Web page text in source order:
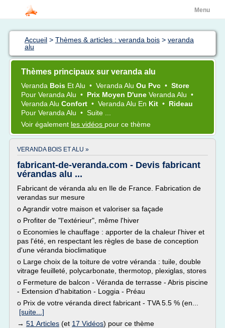
Menu
Accueil > Thèmes & articles : veranda bois > veranda
alu
Thèmes principaux sur veranda alu
Veranda Bois EtAlu • Veranda Alu Ou Pvc • Store
Pour Veranda Alu • Prix Moyen D'une Veranda Alu •
Veranda Alu Confort • Veranda Alu En Kit • Rideau
Pour Veranda Alu • Suite ...
Voir également les vidéos pour ce thème
VERANDA BOIS ET ALU »
fabricant-de-veranda.com - Devis fabricant
vérandas alu ...
Fabricant de véranda alu en Ile de France. Fabrication de
verandas sur mesure
o Agrandir votre maison et valoriser sa façade
o Profiter de "l'extérieur", même l'hiver
o Economies le chauffage : apporter de la chaleur l'hiver et
pas l'été, en respectant les règles de base de conception
d'une véranda bioclimatique
o Large choix de la toiture de votre véranda : tuile, double
vitrage feuilleté, polycarbonate, thermotop, plexiglas, stores
o Fermeture de balcon - Véranda de terrasse - Abris piscine
- Extension d'habitation - Loggia - Préau
o Prix de votre véranda direct fabricant - TVA 5.5 % (en...
[suite...]
→ 51 Articles (et 17 Vidéos) pour ce thème